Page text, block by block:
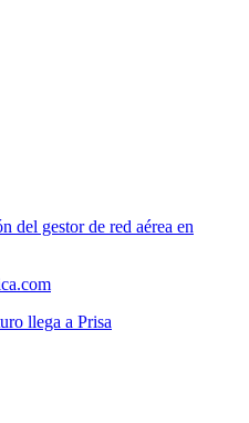
del gestor de red aérea en
llega a Prisa